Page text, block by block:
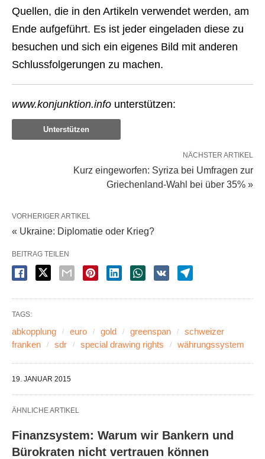
Quellen, die in den Artikeln verwendet werden, am
Ende aufgeführt. Es ist jeder eingeladen diese zu
besuchen und sich ein eigenes Bild mit anderen
Schlussfolgerungen zu machen.
www.konjunktion.info unterstützen:
Unterstützen
NÄCHSTER ARTIKEL
Kurz eingeworfen: Syriza bei Umfragen zur
Griechenland-Wahl bei über 35% »
VORHERIGER ARTIKEL
« Ukraine: Diplomatie oder Krieg?
BEITRAG TEILEN
TAGS:
abkopplung euro gold greenspan
schweizer
franken
sdr special drawing rights währungssystem
19. JANUAR 2015
ÄHNLICHE ARTIKEL
Finanzsystem: Warum wir Bankern und
Bürokraten nicht vertrauen können